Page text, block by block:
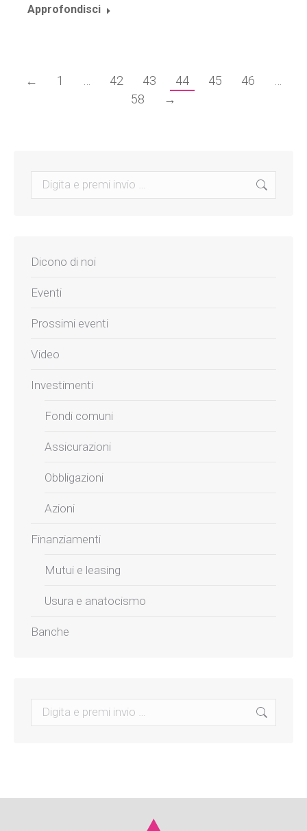
Approfondisci
← 1 42 43 44 45 46
58
→
Search:
Dicono di noi
Eventi
Prossimi eventi
Video
Investimenti
Fondi comuni
Assicurazioni
Obbligazioni
Azioni
Finanziamenti
Mutui e leasing
Usura e anatocismo
Banche
Search: